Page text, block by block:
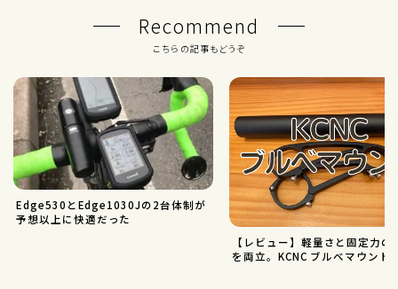
Recommend
こちらの記事もどうぞ
Edge530とEdge1030Jの2台体制が
予想以上に快適だった
【レビュー】軽量さと固定力の
を両立。KCNC ブルべマウント